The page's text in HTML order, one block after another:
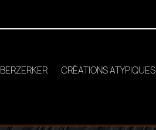
BERZERKER CRÉATIONS ATYPIQUES